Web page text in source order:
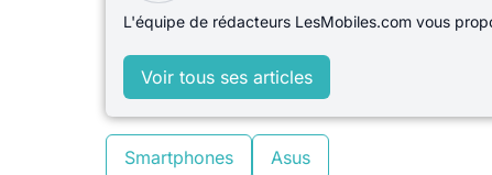
L'équipe de rédacteurs LesMobiles.com vous
Voir tous ses articles
Smartphones Asus